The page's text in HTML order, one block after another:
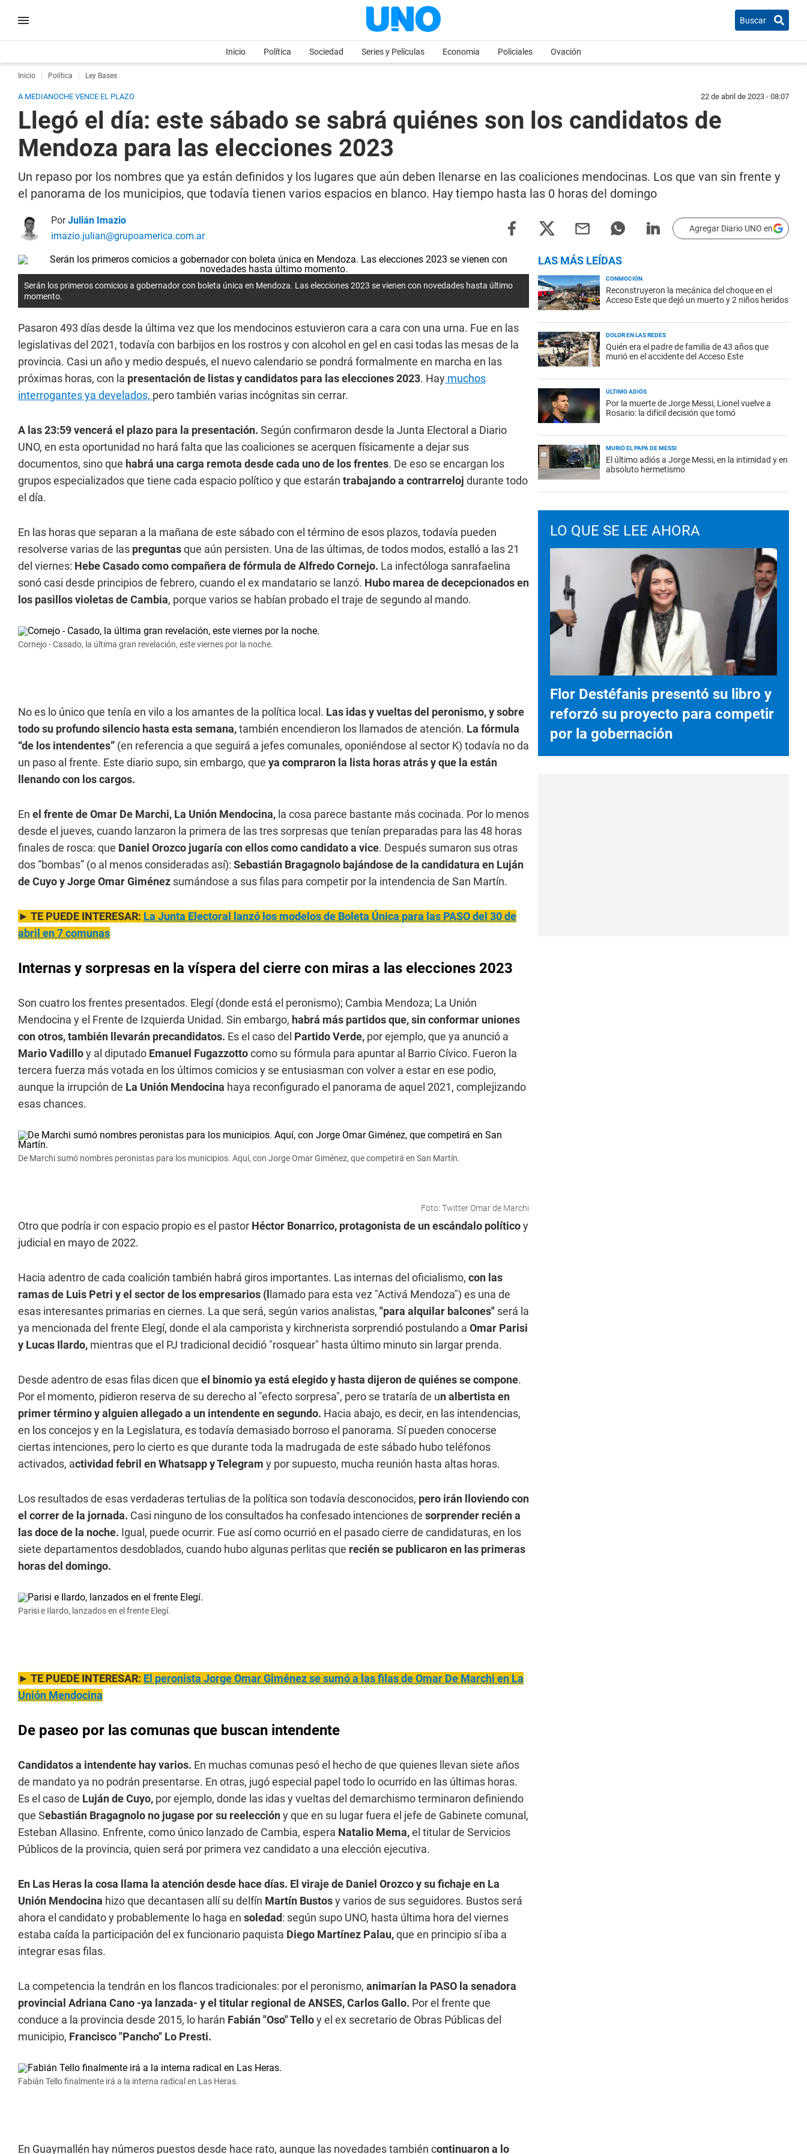
Buscar
Inicio Política Sociedad Series y Películas Economia Policiales Ovación
Inicio Política Ley Bases
A MEDIANOCHE VENCE EL PLAZO 22 de abril de 2023 - 08:07
Llegó el día: este sábado se sabrá quiénes son los candidatos de
Mendoza para las elecciones 2023
Un repaso por los nombres que ya están definidos y los lugares que aún deben llenarse en las coaliciones mendocinas. Los que van sin frente y
el panorama de los municipios, que todavía tienen varios espacios en blanco. Hay tiempo hasta las 0 horas del domingo
PorJulián Imazio
imazio.julian@grupoamerica.com.ar
Agregar Diario UNO en
Serán los primeros comicios a gobernador con boleta única en Mendoza. Las elecciones 2023 se vienen con novedades hasta último
momento.
Pasaron 493 días desde la última vez que los mendocinos estuvieron cara a cara con una urna. Fue en las
legislativas del 2021, todavía con barbijos en los rostros y con alcohol en gel en casi todas las mesas de la
provincia. Casi un año y medio después, el nuevo calendario se pondrá formalmente en marcha en las
próximas horas, con la presentación de listas y candidatos para laselecciones 2023. Hay muchos
interrogantes ya develados, pero también varias incógnitas sin cerrar.
A las 23:59 vencerá el plazo para la presentación. Según confirmaron desde la Junta Electoral a Diario
UNO, en esta oportunidad no hará falta que las coaliciones se acerquen físicamente a dejar sus
documentos, sino que habrá una carga remota desde cada uno de los frentes. De eso se encargan los
grupos especializados que tiene cada espacio político y que estarán trabajando a contrarreloj durante todo
el día.
En las horas que separan a la mañana de este sábado con el término de esos plazos, todavía pueden
resolverse varias de las preguntasque aún persisten. Una de las últimas, de todos modos, estalló a las 21
del viernes: Hebe Casado como compañera de fórmula de Alfredo Cornejo. La infectóloga sanrafaelina
sonó casi desde principios de febrero, cuando el ex mandatario se lanzó. Hubo marea de decepcionados en
los pasillos violetas de Cambia, porque varios se habían probado el traje de segundo al mando.
Cornejo - Casado, la última gran revelación, este viernes por la noche.
No es lo único que tenía en vilo a los amantes de la política local. Las idas y vueltas del peronismo, y sobre
todo su profundo silencio hasta esta semana,también encendieron los llamados de atención. La fórmula
“de los intendentes” (en referencia a que seguirá a jefes comunales, oponiéndose al sector K) todavía no da
un paso al frente. Este diario supo, sin embargo, que ya compraron la lista horas atrás y que la están
llenando con los cargos.
En el frente de Omar De Marchi, La Unión Mendocina, la cosa parece bastante más cocinada. Por lo menos
desde el jueves, cuando lanzaron la primera de las tres sorpresas que tenían preparadas para las 48 horas
finales de rosca: que Daniel Orozco jugaría con ellos como candidato a vice. Después sumaron sus otras
dos “bombas” (o al menos consideradas así): Sebastián Bragagnolo bajándose de la candidatura en Luján
de Cuyo y Jorge Omar Giménez sumándose a sus filas para competir por la intendencia de San Martín.
► TE PUEDE INTERESAR: La Junta Electoral lanzó los modelos de Boleta Única para las PASO del 30 de
abril en 7 comunas
Internas y sorpresas en la víspera del cierre con miras a las elecciones 2023
Son cuatro los frentes presentados. Elegí (donde está el peronismo); Cambia Mendoza; La Unión
Mendocina y el Frente de Izquierda Unidad. Sin embargo, habrá más partidos que, sin conformar uniones
con otros, también llevarán precandidatos. Es el caso del Partido Verde, por ejemplo, que ya anunció a
Mario Vadilloy al diputado Emanuel Fugazzottocomo su fórmula para apuntar al Barrio Cívico. Fueron la
tercera fuerza más votada en los últimos comicios y se entusiasman con volver a estar en ese podio,
aunque la irrupción de La Unión Mendocina haya reconfigurado el panorama de aquel 2021, complejizando
esas chances.
De Marchi sumó nombres peronistas para los municipios. Aquí, con Jorge Omar Giménez, que competirá en San Martín.
Foto: Twitter Omar de Marchi
Otro que podría ir con espacio propio es el pastor Héctor Bonarrico, protagonista de un escándalo políticoy
judicial en mayo de 2022.
Hacia adentro de cada coalición también habrá giros importantes. Las internas del oficialismo, con las
ramas de Luis Petri y el sector de los empresarios (l lamado para esta vez "Activá Mendoza") es una de
esas interesantes primarias en ciernes. La que será, según varios analistas, "para alquilar balcones" será la
ya mencionada del frente Elegí, donde el ala camporista y kirchnerista sorprendió postulando a Omar Parisi
y Lucas Ilardo, mientras que el PJ tradicional decidió "rosquear" hasta último minuto sin largar prenda.
Desde adentro de esas filas dicen que el binomio ya está elegido y hasta dijeron de quiénes se compone.
Por el momento, pidieron reserva de su derecho al "efecto sorpresa", pero se trataría de un albertista en
primer término y alguien allegado a un intendente en segundo. Hacia abajo, es decir, en las intendencias,
en los concejos y en la Legislatura, es todavía demasiado borroso el panorama. Sí pueden conocerse
ciertas intenciones, pero lo cierto es que durante toda la madrugada de este sábado hubo teléfonos
activados, actividad febril en Whatsapp y Telegram y por supuesto, mucha reunión hasta altas horas.
Los resultados de esas verdaderas tertulias de la política son todavía desconocidos, pero irán lloviendo con
el correr de la jornada. Casi ninguno de los consultados ha confesado intenciones de sorprender recién a
las doce de la noche. Igual, puede ocurrir. Fue así como ocurrió en el pasado cierre de candidaturas, en los
siete departamentos desdoblados, cuando hubo algunas perlitas que recién se publicaron en las primeras
horas del domingo.
Parisi e Ilardo, lanzados en el frente Elegí.
► TE PUEDE INTERESAR: El peronista Jorge Omar Giménez se sumó a las filas de Omar De Marchi en La
Unión Mendocina
De paseo por las comunas que buscan intendente
Candidatos a intendente hay varios. En muchas comunas pesó el hecho de que quienes llevan siete años
de mandato ya no podrán presentarse. En otras, jugó especial papel todo lo ocurrido en las últimas horas.
Es el caso de Luján de Cuyo, por ejemplo, donde las idas y vueltas del demarchismo terminaron definiendo
que Sebastián Bragagnolo no jugase por su reeleccióny que en su lugar fuera el jefe de Gabinete comunal,
Esteban Allasino. Enfrente, como único lanzado de Cambia, espera Natalio Mema,el titular de Servicios
Públicos de la provincia, quien será por primera vez candidato a una elección ejecutiva.
En Las Heras la cosa llama la atención desde hace días. El viraje de Daniel Orozco y su fichaje en La
Unión Mendocina hizo que decantasen allí su delfín Martín Bustosy varios de sus seguidores. Bustos será
ahora el candidato y probablemente lo haga en soledad: según supo UNO, hasta última hora del viernes
estaba caída la participación del ex funcionario paquista Diego Martínez Palau,que en principio sí iba a
integrar esas filas.
La competencia la tendrán en los flancos tradicionales: por el peronismo, animarían la PASO la senadora
provincial Adriana Cano -ya lanzada- y el titular regional de ANSES, Carlos Gallo. Por el frente que
conduce a la provincia desde 2015, lo harán Fabián "Oso" Telloy el ex secretario de Obras Públicas del
municipio, Francisco "Pancho" Lo Presti.
Fabián Tello finalmente irá a la interna radical en Las Heras.
En Guaymallén hay números puestos desde hace rato, aunque las novedades también continuaron a lo
LAS MÁS LEÍDAS
CONMOCIÓN
Reconstruyeron la mecánica del choque en el
Acceso Este que dejó un muerto y 2 niños heridos
DOLOR EN LAS REDES
Quién era el padre de familia de 43 años que
murió en el accidente del Acceso Este
ÚLTIMO ADIÓS
Por la muerte de Jorge Messi, Lionel vuelve a
Rosario: la difícil decisión que tomó
MURIÓ EL PAPÁ DE MESSI
El último adiós a Jorge Messi, en la intimidad y en
absoluto hermetismo
LO QUE SE LEE AHORA
Flor Destéfanis presentó su libro y
reforzó su proyecto para competir
por la gobernación